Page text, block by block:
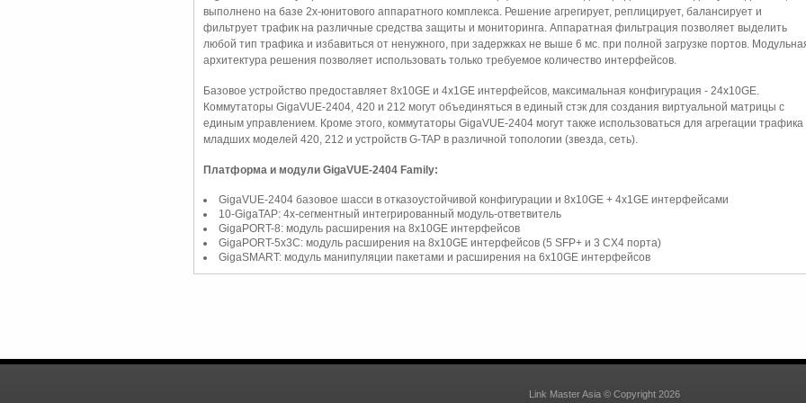
выполнено на базе 2х-юнитового аппаратного комплекса. Решение агрегирует, реплицирует, балансирует и
фильтрует трафик на различные средства защиты и мониторинга. Аппаратная фильтрация позволяет выделить
любой тип трафика и избавиться от ненужного, при задержках не выше 6 мс. при полной загрузке портов.
архитектура решения позволяет использовать только требуемое количество интерфейсов.
Базовое устройство предоставляет 8х10GE и 4х1GE интерфейсов, максимальная конфигурация - 24х10GE.
Коммутаторы GigaVUE-2404, 420 и 212 могут объединяться в единый стэк для создания виртуальной матрицы с
единым управлением. Кроме этого, коммутаторы GigaVUE-2404 могут также использоваться для агрегации трафика
младших моделей 420, 212 и устройств G-TAP в различной топологии (звезда, сеть).
Платформа и модули GigaVUE-2404 Family:
GigaVUE-2404 базовое шасси в отказоустойчивой конфигурации и 8х10GE + 4х1GE интерфейсами
10-GigaTAP: 4х-сегментный интегрированный модуль-ответвитель
GigaPORT-8: модуль расширения на 8х10GE интерфейсов
GigaPORT-5х3C: модуль расширения на 8х10GE интерфейсов (5 SFP+ и 3 CX4 порта)
GigaSMART: модуль манипуляции пакетами и расширения на 6х10GE интерфейсов
Link Master Asia © Copyright 2026